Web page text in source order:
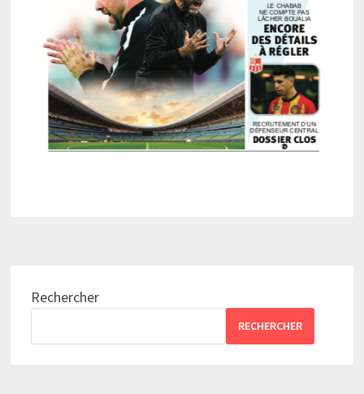
Rechercher
RECHERCHER